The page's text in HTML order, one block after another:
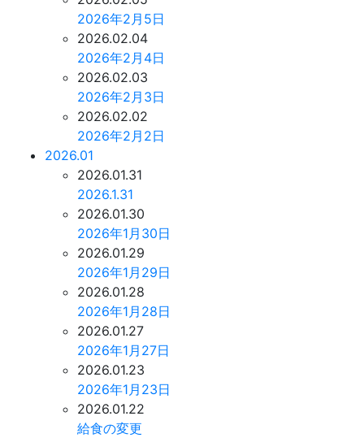
2026年2月5日
2026.02.04
2026年2月4日
2026.02.03
2026年2月3日
2026.02.02
2026年2月2日
2026.01
2026.01.31
2026.1.31
2026.01.30
2026年1月30日
2026.01.29
2026年1月29日
2026.01.28
2026年1月28日
2026.01.27
2026年1月27日
2026.01.23
2026年1月23日
2026.01.22
給食の変更